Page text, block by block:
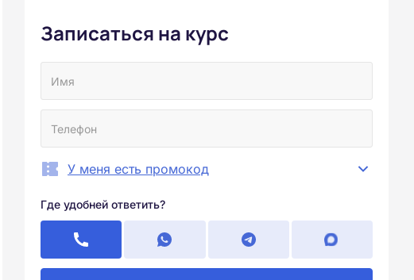
Записаться на курс
У меня есть промокод
Где удобней ответить?